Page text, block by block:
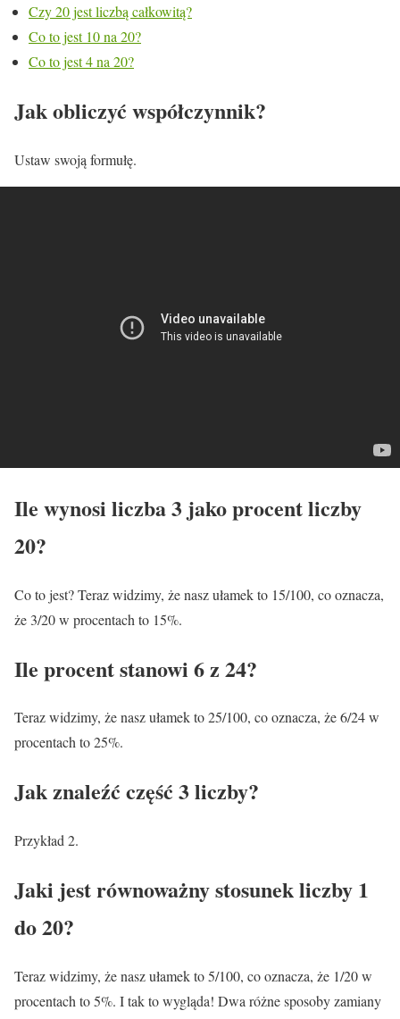
Czy 20 jest liczbą całkowitą?
Co to jest 10 na 20?
Co to jest 4 na 20?
Jak obliczyć współczynnik?
Ustaw swoją formułę.
Ile wynosi liczba 3 jako procent liczby
20?
Co to jest? Teraz widzimy, że nasz ułamek to 15/100, co oznacza,
że 3/20 w procentach to 15%.
Ile procent stanowi 6 z 24?
Teraz widzimy, że nasz ułamek to 25/100, co oznacza, że 6/24 w
procentach to 25%.
Jak znaleźć część 3 liczby?
Przykład 2.
Jaki jest równoważny stosunek liczby 1
do 20?
Teraz widzimy, że nasz ułamek to 5/100, co oznacza, że 1/20 w
procentach to 5%. I tak to wygląda! Dwa różne sposoby zamiany